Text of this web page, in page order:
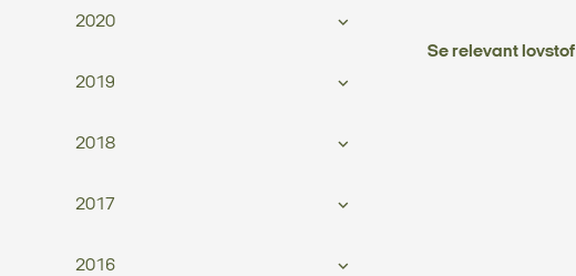
2020
2019
2018
2017
2016
Se relevant lovstof